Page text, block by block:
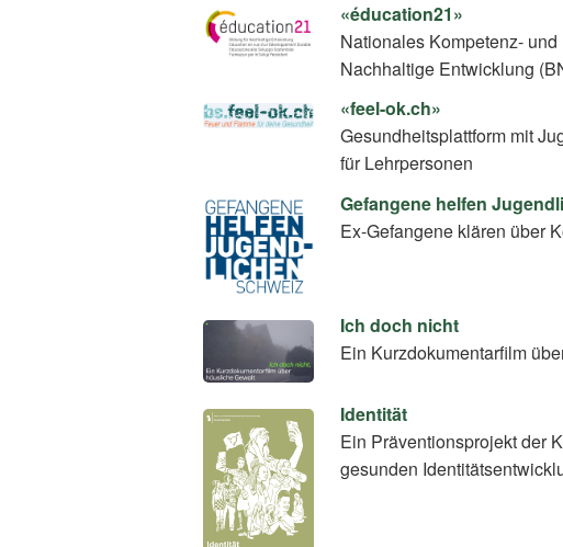
«éducation21»
Nationales Kompetenz-
Nachhaltige Entwicklung
«feel-ok.ch»
Gesundheitsplattform mit
für Lehrpersonen
Gefangene helfen
Ex-Gefangene klären über
Ich doch nicht
Ein Kurzdokumentarfilm
Identität
Ein Präventionsprojekt der
gesunden